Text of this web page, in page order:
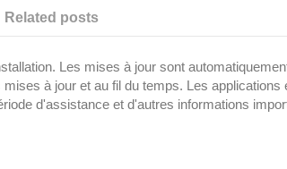
Related posts
Les mises à jour sont
à jour et au fil du temps. Les
d'assistance et d'autres informations